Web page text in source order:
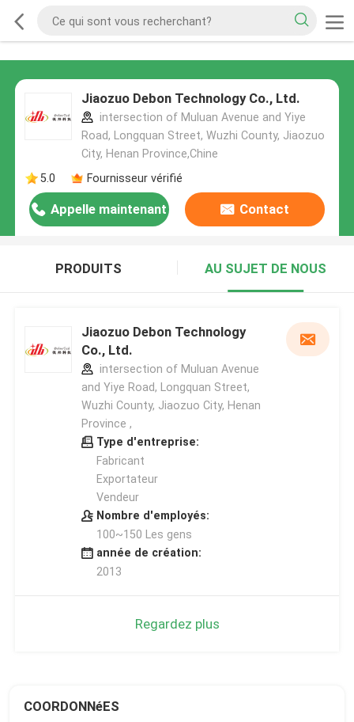
Jiaozuo Debon Technology Co., Ltd.
intersection of Muluan Avenue and Yiye
Road, Longquan Street, Wuzhi County, Jiaozuo
City, Henan Province,Chine
5.0
Fournisseur vérifié
Appelle maintenant Contact
PRODUITS AU SUJET DE NOUS
Jiaozuo Debon Technology
Co., Ltd.
intersection of Muluan Avenue
and Yiye Road, Longquan Street,
Wuzhi County, Jiaozuo City, Henan
Province ,
Type d'entreprise:
Fabricant
Exportateur
Vendeur
Nombre d'employés:
100~150 Les gens
année de création:
2013
Regardez plus
COORDONNéES